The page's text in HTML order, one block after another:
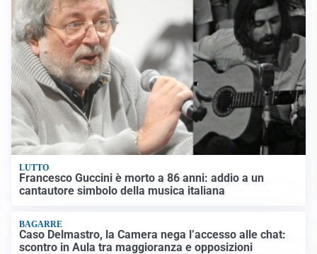
LUTTO
Francesco Guccini è morto a 86 anni: addio a un
cantautore simbolo della musica italiana
BAGARRE
Caso Delmastro, la Camera nega l’accesso alle chat:
scontro in Aula tra maggioranza e opposizioni